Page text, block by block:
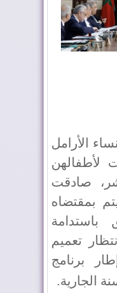
الأرامل
لأطفالهن
صادقت
بمقتضاه
باستدامة
تعميم
برنامج
الجارية.